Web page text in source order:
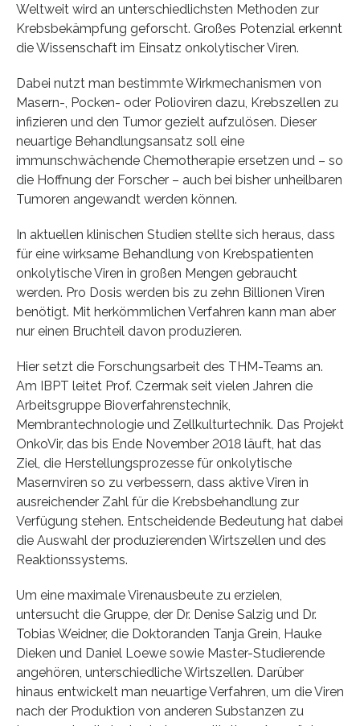
Weltweit wird an unterschiedlichsten Methoden zur
Krebsbekämpfung geforscht. Großes Potenzial erkennt
die Wissenschaft im Einsatz onkolytischer Viren.
Dabei nutzt man bestimmte Wirkmechanismen von
Masern-, Pocken- oder Polioviren dazu, Krebszellen zu
infizieren und den Tumor gezielt aufzulösen. Dieser
neuartige Behandlungsansatz soll eine
immunschwächende Chemotherapie ersetzen und – so
die Hoffnung der Forscher – auch bei bisher unheilbaren
Tumoren angewandt werden können.
In aktuellen klinischen Studien stellte sich heraus, dass
für eine wirksame Behandlung von Krebspatienten
onkolytische Viren in großen Mengen gebraucht
werden. Pro Dosis werden bis zu zehn Billionen Viren
benötigt. Mit herkömmlichen Verfahren kann man aber
nur einen Bruchteil davon produzieren.
Hier setzt die Forschungsarbeit des THM-Teams an.
Am IBPT leitet Prof. Czermak seit vielen Jahren die
Arbeitsgruppe Bioverfahrenstechnik,
Membrantechnologie und Zellkulturtechnik. Das Projekt
OnkoVir, das bis Ende November 2018 läuft, hat das
Ziel, die Herstellungsprozesse für onkolytische
Masernviren so zu verbessern, dass aktive Viren in
ausreichender Zahl für die Krebsbehandlung zur
Verfügung stehen. Entscheidende Bedeutung hat dabei
die Auswahl der produzierenden Wirtszellen und des
Reaktionssystems.
Um eine maximale Virenausbeute zu erzielen,
untersucht die Gruppe, der Dr. Denise Salzig und Dr.
Tobias Weidner, die Doktoranden Tanja Grein, Hauke
Dieken und Daniel Loewe sowie Master-Studierende
angehören, unterschiedliche Wirtszellen. Darüber
hinaus entwickelt man neuartige Verfahren, um die Viren
nach der Produktion von anderen Substanzen zu